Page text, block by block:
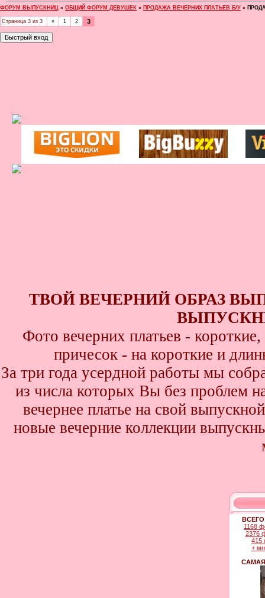
ФОРУМ ВЫПУСКНИЦ » ОБЩИЙ ФОРУМ ДЕВУШЕК » ПРОДАЖА ВЕЧЕРНИХ ПЛАТЬЕВ Б/У »
Страница 3 из 3 « 1 2 3
ТВОЙ ВЕЧЕРНИЙ ОБРАЗ
Фото вечерних платьев -
причесок - на короткие и
За три года усердной работы мы
из числа которых Вы без проблем
вечернее платье на свой
новые вечерние коллекции
1168
2376
415
+